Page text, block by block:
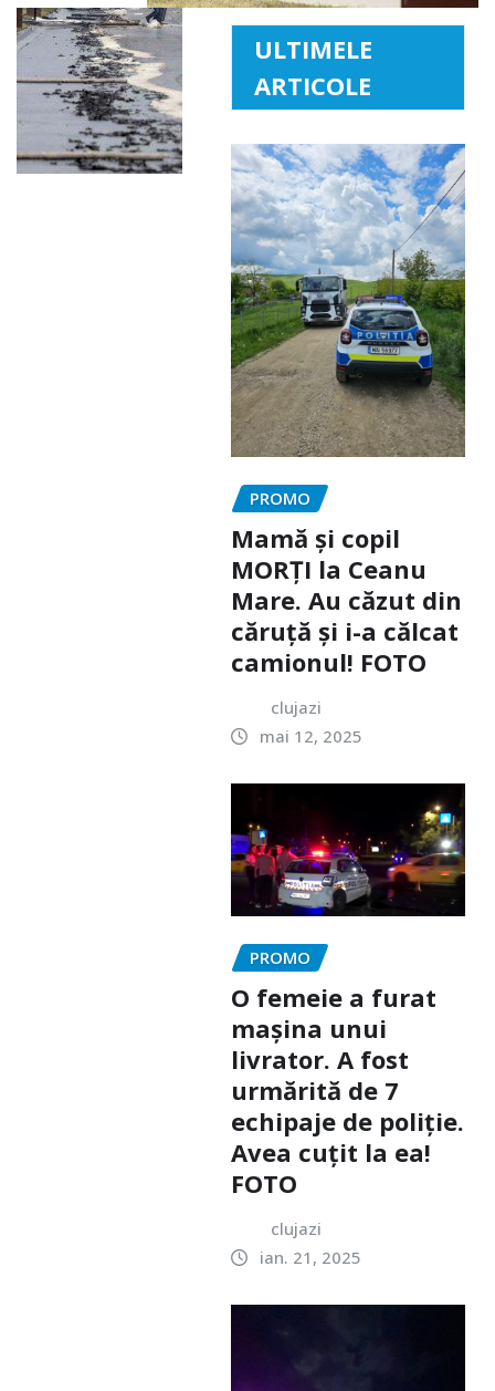
ULTIMELE
ARTICOLE
PROMO
Mamă și copil
MORȚI la Ceanu
Mare. Au căzut din
căruță și i-a călcat
camionul! FOTO
clujazi
mai 12, 2025
PROMO
O femeie a furat
mașina unui
livrator. A fost
urmărită de 7
echipaje de poliție.
Avea cuțit la ea!
FOTO
clujazi
ian. 21, 2025